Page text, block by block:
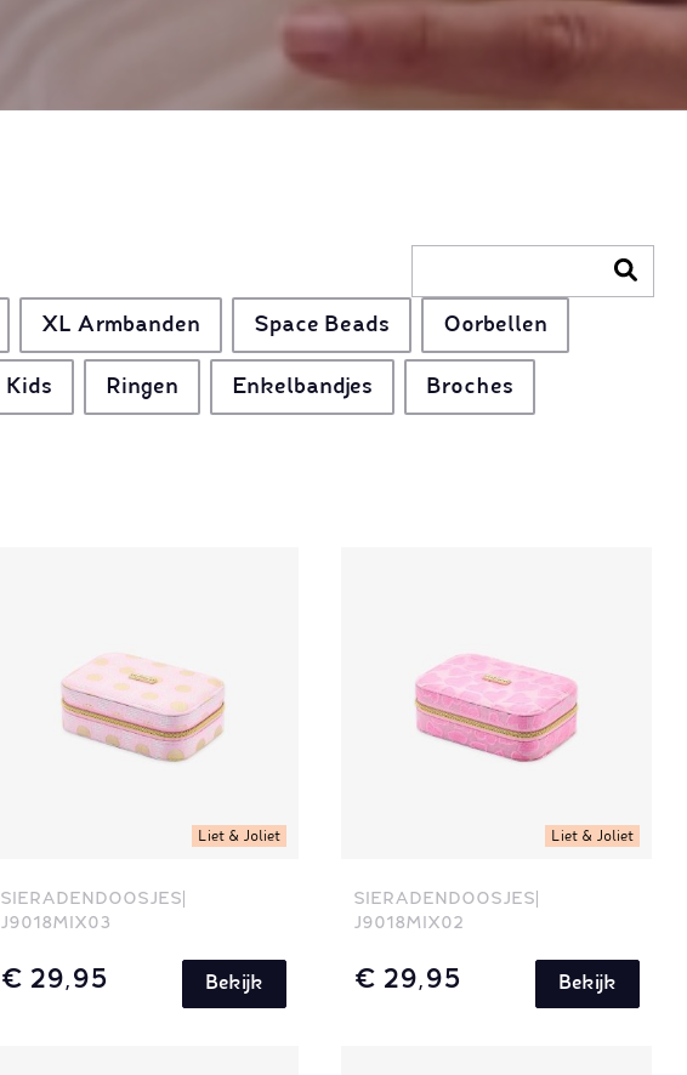
XL Armbanden Space Beads Oorbellen
Kids Ringen Enkelbandjes Broches
Liet & Joliet
SIERADENDOOSJES
J9018MIX03
€ 29,95 Bekijk
Liet & Joliet
SIERADENDOOSJES
J9018MIX02
€ 29,95 Bekijk